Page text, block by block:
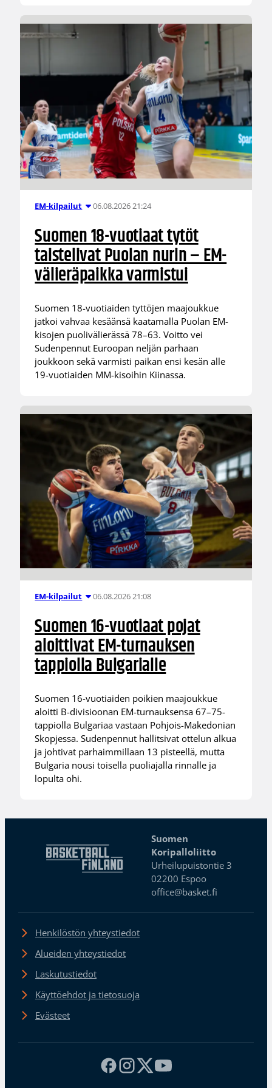
EM-kilpailut 06.08.2026 21:24
Suomen 18-vuotiaat tytöt
taistelivat Puolan nurin – EM-
välieräpaikka varmistui
Suomen 18-vuotiaiden tyttöjen maajoukkue
jatkoi vahvaa kesäänsä kaatamalla Puolan EM-
kisojen puolivälierässä 78–63. Voitto vei
Sudenpennut Euroopan neljän parhaan
joukkoon sekä varmisti paikan ensi kesän alle
19-vuotiaiden MM-kisoihin Kiinassa.
EM-kilpailut 06.08.2026 21:08
Suomen 16-vuotiaat pojat
aloittivat EM-turnauksen
tappiolla Bulgarialle
Suomen 16-vuotiaiden poikien maajoukkue
aloitti B-divisioonan EM-turnauksensa 67–75-
tappiolla Bulgariaa vastaan Pohjois-Makedonian
Skopjessa. Sudenpennut hallitsivat ottelun alkua
ja johtivat parhaimmillaan 13 pisteellä, mutta
Bulgaria nousi toisella puoliajalla rinnalle ja
lopulta ohi.
Suomen
Koripalloliitto
Urheilupuistontie 3
02200 Espoo
office@basket.fi
Henkilöstön yhteystiedot
Alueiden yhteystiedot
Laskutustiedot
Käyttöehdot ja tietosuoja
Evästeet